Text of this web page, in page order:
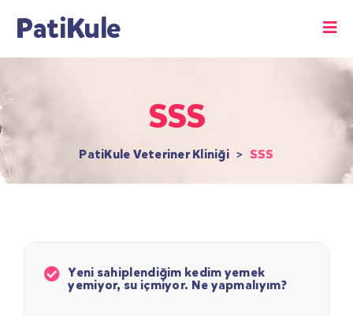
PatiKule
SSS
PatiKule Veteriner Kliniği > SSS
Yeni sahiplendiğim kedim yemek
yemiyor, su içmiyor. Ne yapmalıyım?